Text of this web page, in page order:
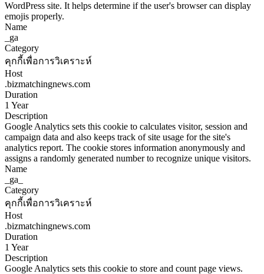
WordPress site. It helps determine if the user's browser can display
emojis properly.
Name
_ga
Category
คุกกี้เพื่อการวิเคราะห์
Host
.bizmatchingnews.com
Duration
1 Year
Description
Google Analytics sets this cookie to calculates visitor, session and
campaign data and also keeps track of site usage for the site's
analytics report. The cookie stores information anonymously and
assigns a randomly generated number to recognize unique visitors.
Name
_ga_
Category
คุกกี้เพื่อการวิเคราะห์
Host
.bizmatchingnews.com
Duration
1 Year
Description
Google Analytics sets this cookie to store and count page views.